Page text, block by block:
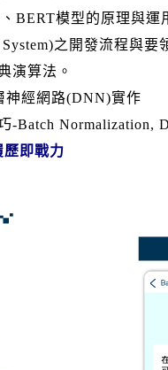
BERT模型的原理與運
之開發流程與要
演算法。
神經網路(DNN)實作
-Batch Normalization,
即戰力